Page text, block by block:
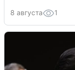
8 августа 1